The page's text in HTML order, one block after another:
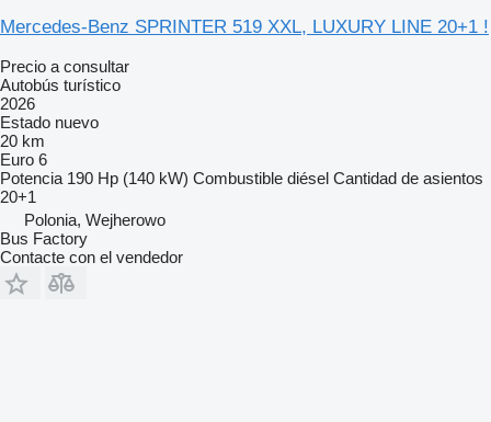
Mercedes-Benz SPRINTER 519 XXL, LUXURY LINE 20+1 !
Precio a consultar
Autobús turístico
2026
Estado nuevo
20 km
Euro 6
Potencia 190 Hp (140 kW) Combustible diésel Cantidad de asientos
20+1
Polonia, Wejherowo
Bus Factory
Contacte con el vendedor